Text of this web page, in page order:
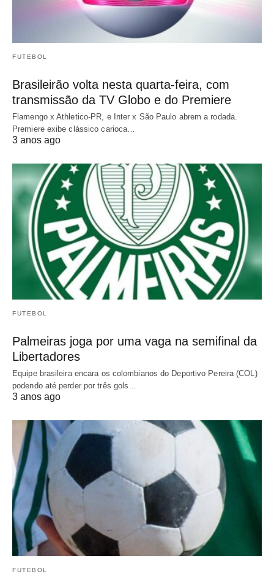
FUTEBOL
Brasileirão volta nesta quarta-feira, com
transmissão da TV Globo e do Premiere
Flamengo x Athletico-PR, e Inter x São Paulo abrem a rodada.
Premiere exibe clássico carioca…
3 anos ago
FUTEBOL
Palmeiras joga por uma vaga na semifinal da
Libertadores
Equipe brasileira encara os colombianos do Deportivo Pereira (COL)
podendo até perder por três gols…
3 anos ago
FUTEBOL